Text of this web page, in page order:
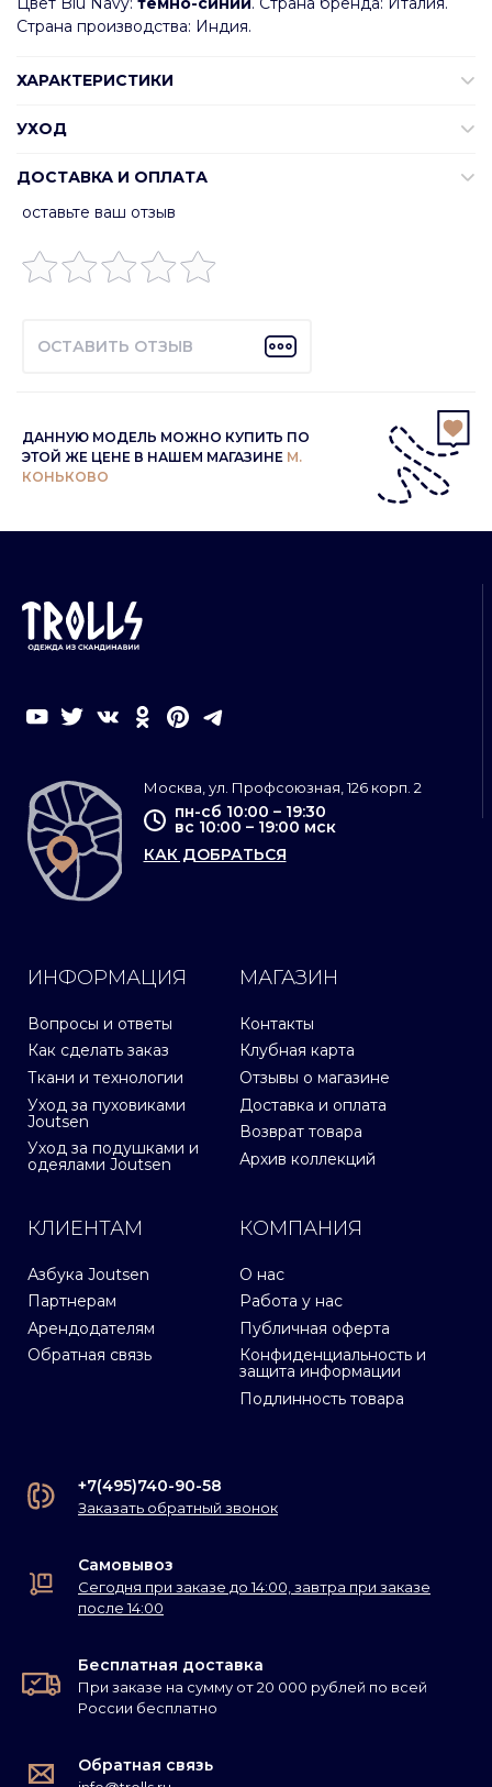
Страна производства: Индия.
ХАРАКТЕРИСТИКИ
УХОД
ДОСТАВКА И ОПЛАТА
оставьте ваш отзыв
ОСТАВИТЬ ОТЗЫВ
ДАННУЮ МОДЕЛЬ МОЖНО КУПИТЬ ПО
ЭТОЙ ЖЕ ЦЕНЕ В НАШЕМ МАГАЗИНЕ М.
КОНЬКОВО
ИНФОРМАЦИЯ
Вопросы и ответы
Как сделать заказ
Ткани и технологии
Уход за пуховиками
Joutsen
Уход за подушками и
одеялами Joutsen
МАГАЗИН
Контакты
Клубная карта
Отзывы о магазине
Доставка и оплата
Возврат товара
Архив коллекций
КЛИЕНТАМ
Азбука Joutsen
Партнерам
Арендодателям
Обратная связь
КОМПАНИЯ
О нас
Работа у нас
Публичная оферта
Конфиденциальность и
защита информации
Подлинность товара
Москва, ул. Профсоюзная, 126 корп. 2
пн-сб 10:00 – 19:30
вс 10:00 – 19:00 мск
КАК ДОБРАТЬСЯ
+7(495)740-90-58
Заказать обратный звонок
Самовывоз
Сегодня при заказе до 14:00, завтра при заказе
после 14:00
Бесплатная доставка
При заказе на сумму от 20 000 рублей по всей
России бесплатно
Обратная связь